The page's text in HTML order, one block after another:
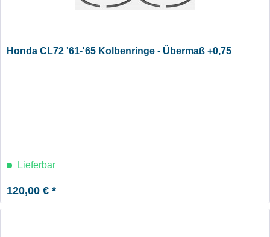
Honda CL72 '61-'65 Kolbenringe - Übermaß +0,75
Lieferbar
120,00 € *